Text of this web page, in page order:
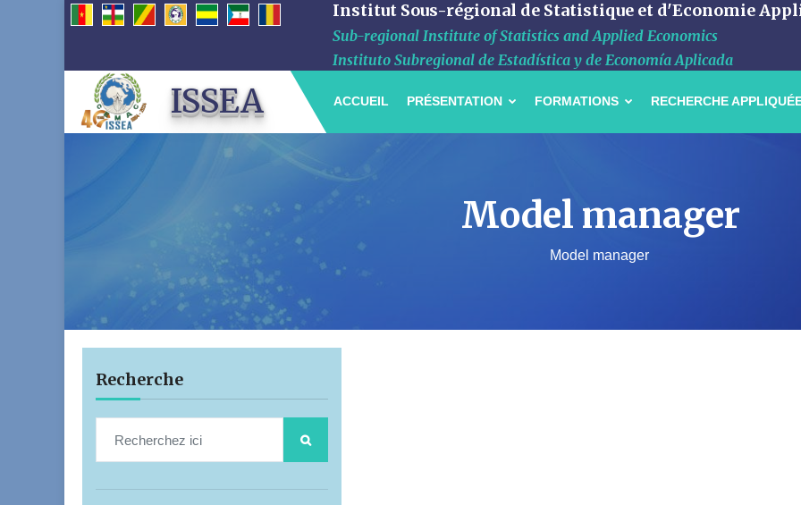
Institut Sous-régional de Statistique et d'Economie
Sub-regional Institute of Statistics and Applied Economics
Instituto Subregional de Estadística y de Economía Aplicada
ISSEA ACCUEIL PRÉSENTATION FORMATIONS RECHERCHE
Model manager
Model manager
Recherche